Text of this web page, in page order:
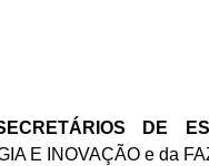
DE
E INOVAÇÃO e da